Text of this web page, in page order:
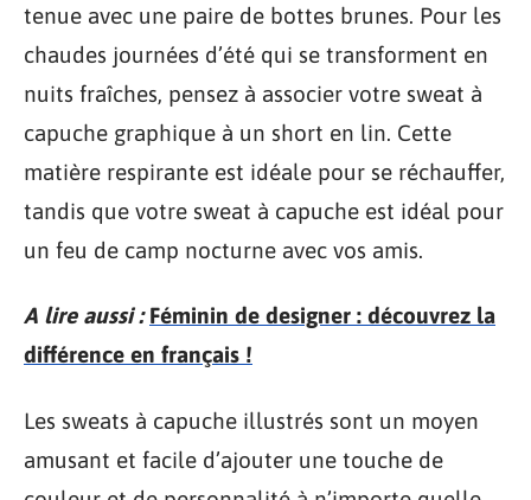
tenue avec une paire de bottes brunes. Pour les
chaudes journées d’été qui se transforment en
nuits fraîches, pensez à associer votre sweat à
capuche graphique à un short en lin. Cette
matière respirante est idéale pour se réchauffer,
tandis que votre sweat à capuche est idéal pour
un feu de camp nocturne avec vos amis.
A lire aussi : Féminin de designer : découvrez la
différence en français !
Les sweats à capuche illustrés sont un moyen
amusant et facile d’ajouter une touche de